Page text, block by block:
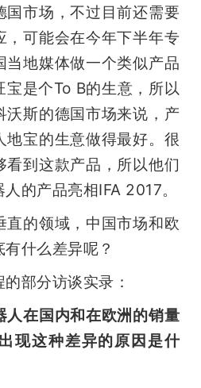
国市场，不过目前还需要
，可能会在今年下半年专
当地媒体做一个类似产品
是个To B的生意，所以
沃斯的德国市场来说，产
地宝的生意做得最好。很
看到这款产品，所以他们
的产品亮相IFA 2017。
直的领域，中国市场和欧
什么差异呢？
部分访谈实录：
人在国内和在欧洲的销量
现这种差异的原因是什